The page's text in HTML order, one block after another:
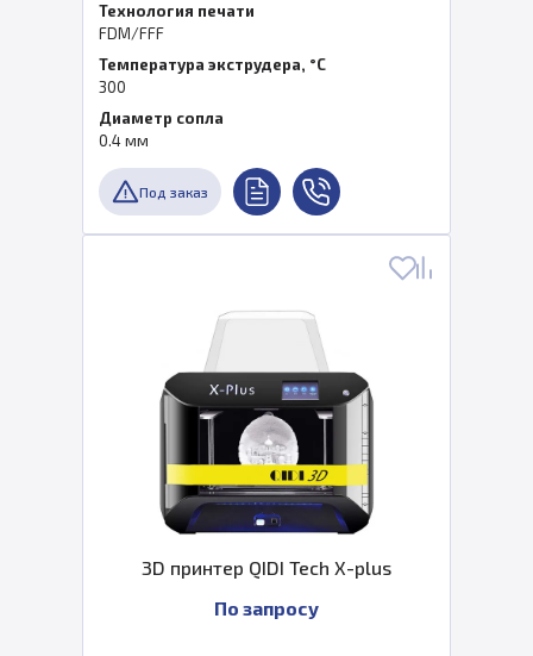
Технология печати
FDM/FFF
Температура экструдера, °C
300
Диаметр сопла
0.4 мм
Под заказ
3D принтер QIDI Tech X-plus
По запросу